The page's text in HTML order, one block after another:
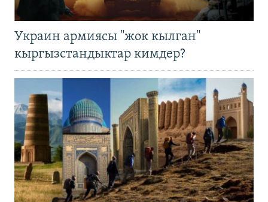
Украин армиясы "жок кылган"
кыргызстандыктар кимдер?